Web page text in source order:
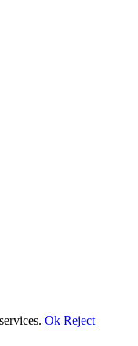
Ok Reject